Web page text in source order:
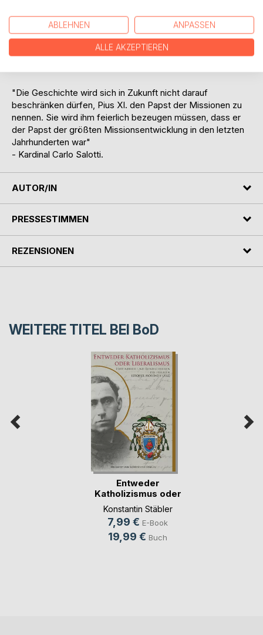
deutlich sichtbar zu einer Weltkirche machte, indem er
einheimische Kleriker zu Bischöfen in den Missionsländern
berief. Noch mehr: er sollte durch seine bedeutende
Missionsenzyklika Rerum ecclesiæ den Missionsbegriff
"Die Geschichte wird sich in Zukunft nicht darauf
beschränken dürfen, Pius XI. den Papst der Missionen zu
nennen. Sie wird ihm feierlich bezeugen müssen, dass er
der Papst der größten Missionsentwicklung in den letzten
Jahrhunderten war"
- Kardinal Carlo Salotti.
AUTOR/IN
PRESSESTIMMEN
REZENSIONEN
WEITERE TITEL BEI BoD
Entweder
Katholizismus oder
Libera(...)
Konstantin Stäbler
7,99 € E-Book
19,99 € Buch
ABLEHNEN ANPASSEN
ALLE AKZEPTIEREN